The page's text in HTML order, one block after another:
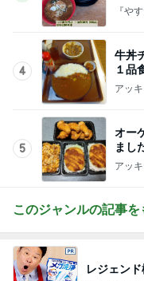
『や
4
牛丼
１品
アッ
5
オー
まし
アッ
このジャンルの記事を
レジェン